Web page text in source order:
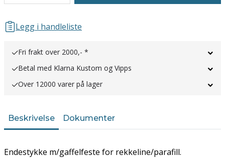
Legg i handleliste
Fri frakt over 2000,- *
Betal med Klarna Kustom og Vipps
Over 12000 varer på lager
Beskrivelse Dokumenter
Endestykke m/gaffelfeste for rekkeline/parafill.